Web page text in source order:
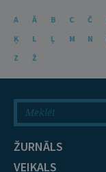
A Ā B C Č
Ķ
L Ļ M N
Z
Ž
ŽURNĀLS
VEIKALS